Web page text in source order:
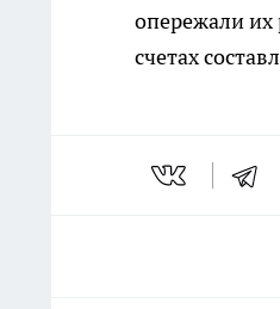
опережали их
счетах